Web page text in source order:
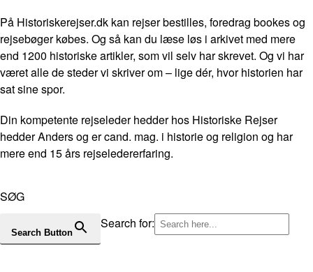
På Historiskerejser.dk kan rejser bestilles, foredrag bookes og
rejsebøger købes. Og så kan du læse løs i arkivet med mere
end 1200 historiske artikler, som vil selv har skrevet. Og vi har
været alle de steder vi skriver om – lige dér, hvor historien har
sat sine spor.
Din kompetente rejseleder hedder hos Historiske Rejser
hedder Anders og er cand. mag. i historie og religion og har
mere end 15 års rejseledererfaring.
SØG
Search for:
Search Button